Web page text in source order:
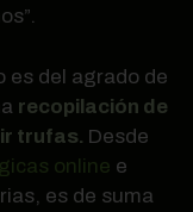
es del agrado de
recopilación de
trufas. Desde
online e
es de suma